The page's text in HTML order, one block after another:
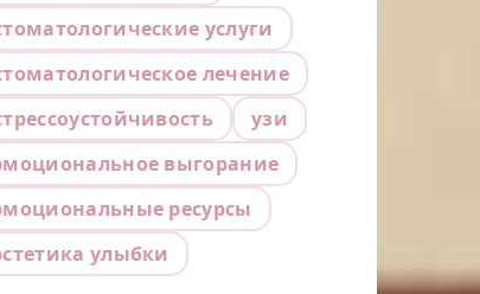
услуги
лечение
узи
выгорание
ресурсы
улыбки